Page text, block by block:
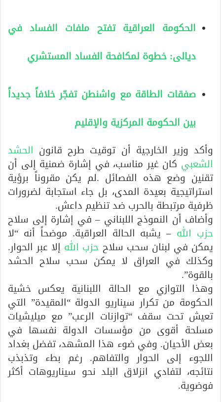
الحكومة العراقية تفتح ملفات الفساد في
ديالى: خطوة لمكافحة الفساد المستشري
صفقات الطاقة مع واشنطن تفجّر خلافاً جديداً
بين الحكومة المركزية والإقليم
وأكد وزير الخارجية أن توقيت طرح قانون الحشد
الشعبي كان غير مناسب، في إشارة ضمنية إلى أن
تقنين وضع هذه الفصائل .لم يكن مقروناً برؤية
استراتيجية بعيدة المدى، بل جاء استجابة لضرورات
ظرفية مرتبطة بالحرب ضد تنظيم داعش.
وأضاف أن النموذج اللبناني – في إشارة إلى سلاح
حزب الل ه – يشبه الحالة العراقية. موضحاً أنه “لا
يمكن في لبنان سحب سلاح حزب الله إلا عبر الحوار.
وكذلك في العراق لا يمكن سحب سلاح الحشد
بالقوة”.
وهذا التوازي مع الحالة اللبنانية يعكس خشية
الحكومة من تكرار سيناريو الدولة “المقيدة” التي
تعيش تحت سقف “توازنات الرعب” مع ميليشيات
مسلحة أقوى من مؤسسات الدولة نفسها في
بعض الأحيان. وفي ضوء هذا المشهد، تفضل بغداد
اللجوء إلى الحوار والتفاهم. رغم بطء وتذبذب
نتائجه، لتفادي انزلاق البلد نحو سيناريوهات أكثر
فوضوية.